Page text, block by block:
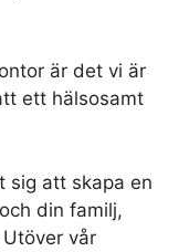
är det vi är
ett hälsosamt
sig att skapa en
din familj,
vår